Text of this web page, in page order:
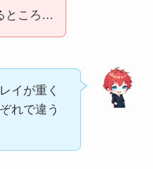
ところ…
イが重く
れで違う